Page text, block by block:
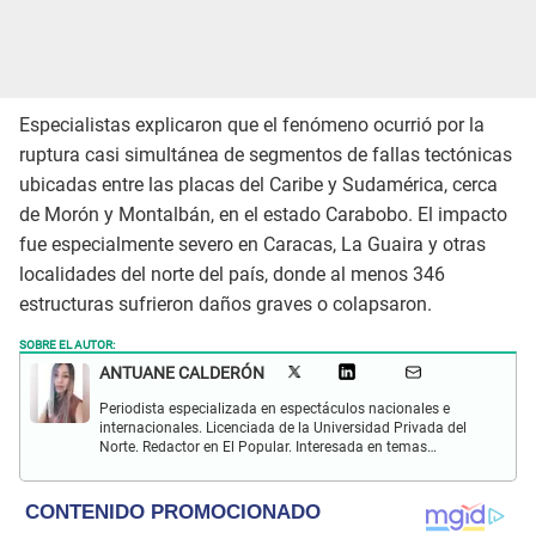
Especialistas explicaron que el fenómeno ocurrió por la
ruptura casi simultánea de segmentos de fallas tectónicas
ubicadas entre las placas del Caribe y Sudamérica, cerca
de Morón y Montalbán, en el estado Carabobo. El impacto
fue especialmente severo en Caracas, La Guaira y otras
localidades del norte del país, donde al menos 346
estructuras sufrieron daños graves o colapsaron.
SOBRE EL AUTOR:
ANTUANE CALDERÓN
Periodista especializada en espectáculos nacionales e
internacionales. Licenciada de la Universidad Privada del
Norte. Redactor en El Popular. Interesada en temas
y televisión.